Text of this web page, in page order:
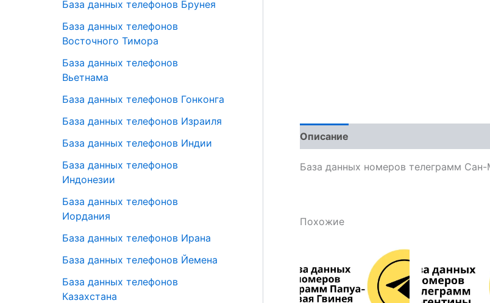
База данных телефонов Брунея
База данных телефонов
Восточного Тимора
База данных телефонов
Вьетнама
База данных телефонов Гонконга
База данных телефонов Израиля
База данных телефонов Индии
База данных телефонов
Индонезии
База данных телефонов
Иордания
База данных телефонов Ирана
База данных телефонов Йемена
База данных телефонов
Казахстана
Описание
База данных номеров телеграмм
Похожие